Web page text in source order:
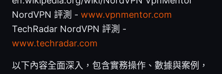
NordVPN 評測 - www.vpnmentor.com
TechRadar NordVPN 評測 -
www.techradar.com
以下內容全面深入，包含實務操作、數據與案例，